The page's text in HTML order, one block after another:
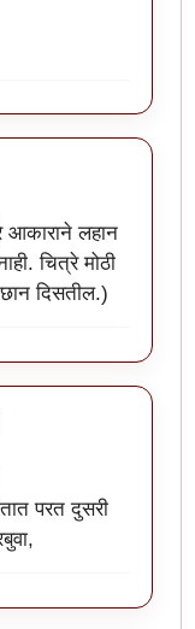
आकाराने लहान
चित्रे मोठी
दिसतील.)
परत दुसरी